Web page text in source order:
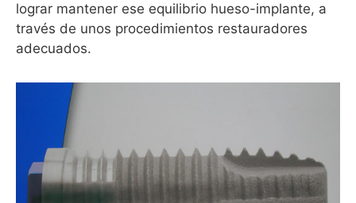
lograr mantener ese equilibrio hueso-implante, a
través de unos procedimientos restauradores
adecuados.